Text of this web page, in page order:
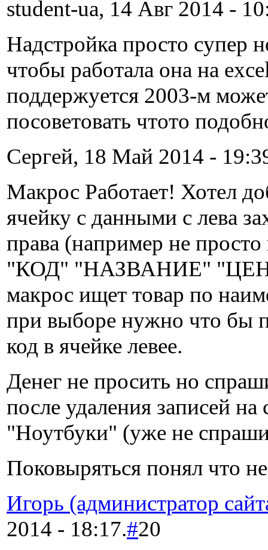
student-ua, 14 Авг 2014 -
Надстройка просто супер
чтобы работала она на
поддержуется 2003-м
посоветовать чтото
Сергей, 18 Май 2014 -
Макрос Работает! Хотел
ячейку с данными с лева
права (например не просто
"КОД" "НАЗВАНИЕ"
макрос ищет товар по
при выборе нужно что бы
код в ячейке левее.
Денег не просить но
после удаления записей на
"Ноутбуки" (уже не
Поковыряться понял что
Игорь (администратор
2014 - 18:17.#20